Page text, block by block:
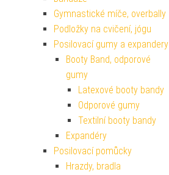
Gymnastické míče, overbally
Podložky na cvičení, jógu
Posilovací gumy a expandery
Booty Band, odporové
gumy
Latexové booty bandy
Odporové gumy
Textilní booty bandy
Expandéry
Posilovací pomůcky
Hrazdy, bradla